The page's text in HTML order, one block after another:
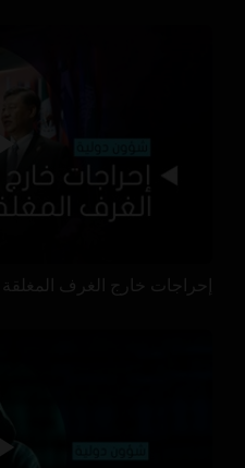
إحراجات خارج الغرف المغلقة